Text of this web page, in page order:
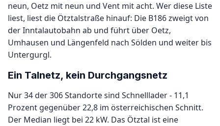
neun, Oetz mit neun und Vent mit acht. Wer diese Liste
liest, liest die Ötztalstraße hinauf: Die B186 zweigt von
der Inntalautobahn ab und führt über Oetz,
Umhausen und Längenfeld nach Sölden und weiter bis
Untergurgl.
Ein Talnetz, kein Durchgangsnetz
Nur 34 der 306 Standorte sind Schnelllader - 11,1
Prozent gegenüber 22,8 im österreichischen Schnitt.
Der Median liegt bei 22 kW. Das Ötztal ist eine